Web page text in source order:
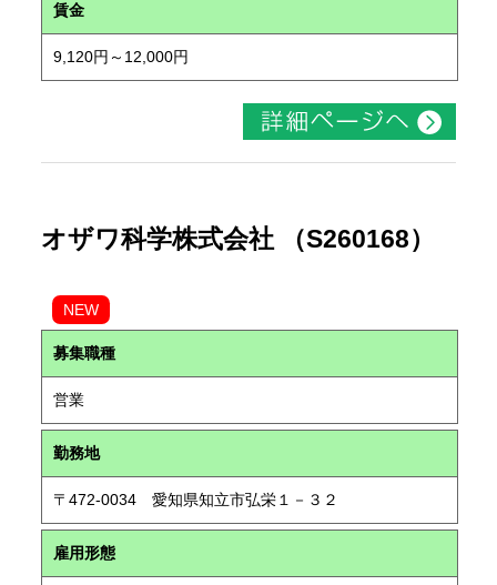
賃金
9,120円～12,000円
オザワ科学株式会社 （S260168）
NEW
募集職種
営業
勤務地
〒472-0034 愛知県知立市弘栄１－３２
雇用形態